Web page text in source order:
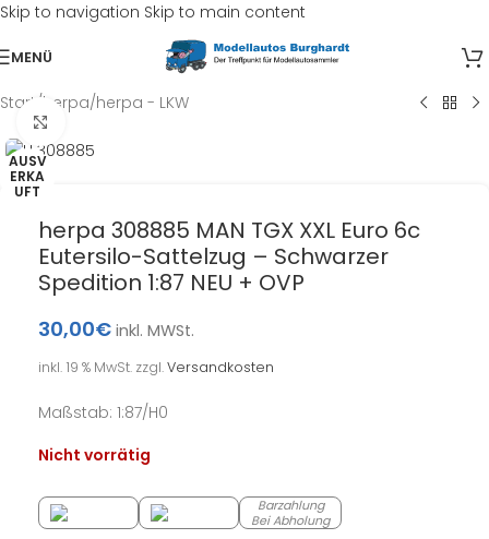
Skip to navigation Skip to main content
MENÜ
Start /herpa/herpa - LKW
AUSV
ERKA
UFT
herpa 308885 MAN TGX XXL Euro 6c
Eutersilo-Sattelzug – Schwarzer
Spedition 1:87 NEU + OVP
30,00€ inkl. MWSt.
inkl. 19 % MwSt. zzgl.Versandkosten
Maßstab: 1:87/H0
Nicht vorrätig
Barzahlung
Bei Abholung